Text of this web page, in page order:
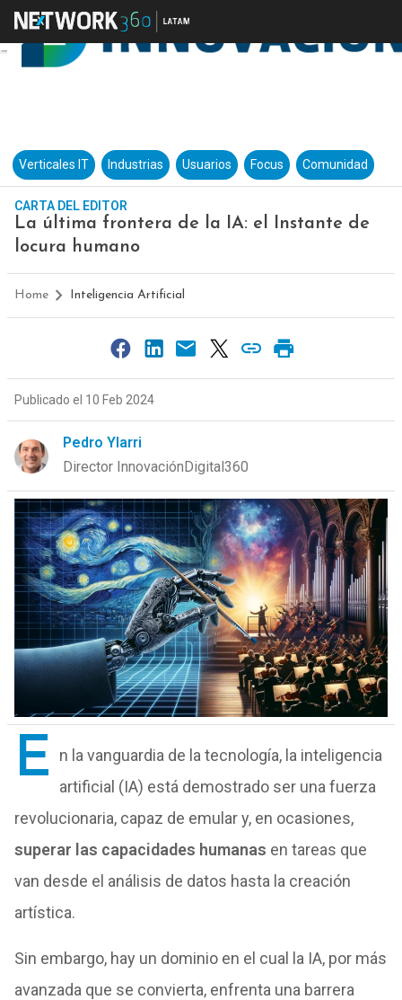
Verticales IT Industrias Usuarios Focus Comunidad
CARTA DEL EDITOR
La última frontera de la IA: el Instante de
locura humano
Home Inteligencia Artificial
Publicado el 10 Feb 2024
Pedro Ylarri
Director InnovaciónDigital360
E
n la vanguardia de la tecnología, la inteligencia
artificial (IA) está demostrado ser una fuerza
revolucionaria, capaz de emular y, en ocasiones,
superar las capacidades humanas en tareas que
van desde el análisis de datos hasta la creación
artística.
Sin embargo, hay un dominio en el cual la IA, por más
avanzada que se convierta, enfrenta una barrera